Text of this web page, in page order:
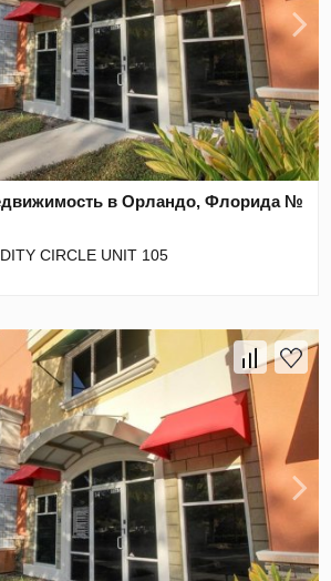
в Орландо, Флорида №
CIRCLE UNIT 105